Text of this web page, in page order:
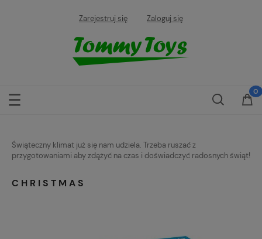
Zarejestruj się Zaloguj się
Świąteczny klimat już się nam udziela. Trzeba ruszać z
przygotowaniami aby zdążyć na czas i doświadczyć radosnych świąt!
CHRISTMAS